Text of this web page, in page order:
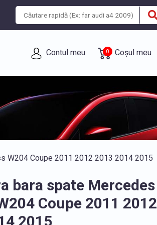
Contul meu 0 Coșul meu
W204 Coupe 2011 2012 2013 2014 2015
bara spate Mercedes
Coupe 2011 2012
2015